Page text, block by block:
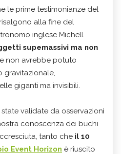
le prime testimonianze del
alla fine del
inglese Michell
supemassivi ma non
non avrebbe potuto
gravitazionale,
giganti ma invisibili.
validate da osservazioni
conoscenza dei buchi
tanto che il 10
Event Horizon è riuscito